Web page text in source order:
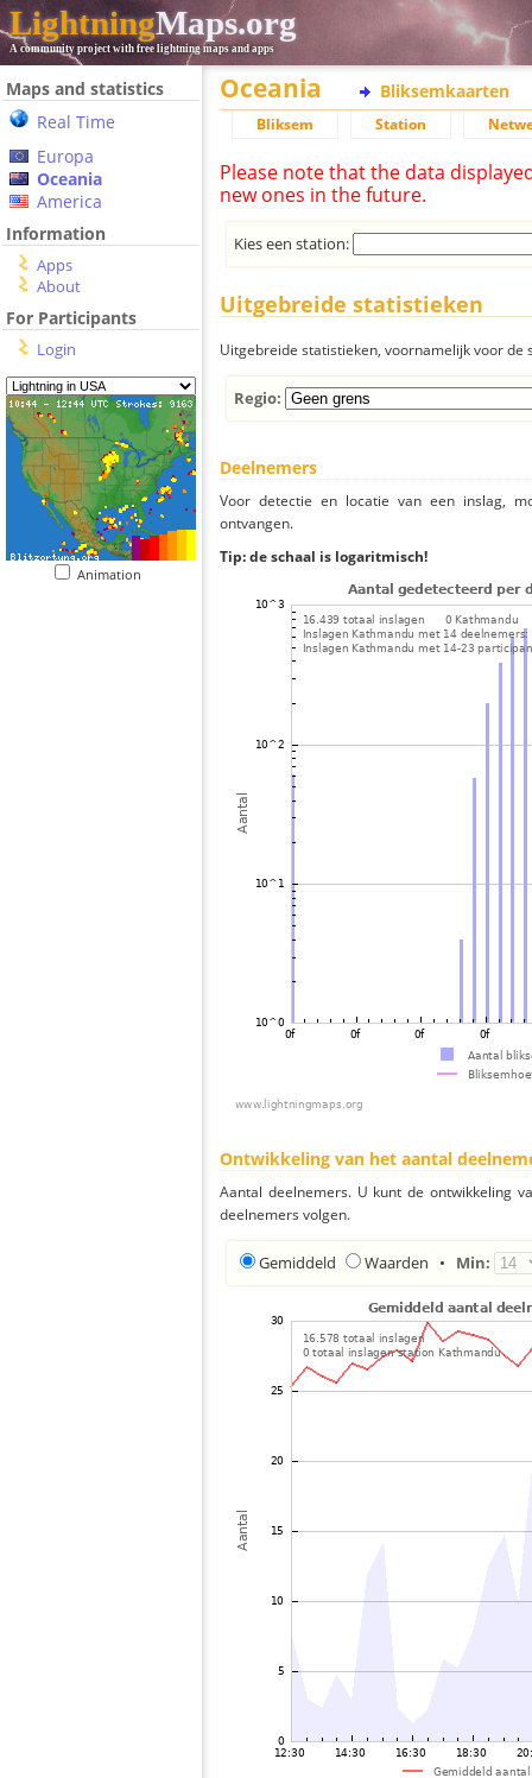
LightningMaps.org
A community project with free lightning maps and apps
Maps and statistics
Real Time
Europa
Oceania
America
Information
Apps
About
For Participants
Login
Animation
Oceania Bliksemkaarten
Bliksem Station
Please note that the data
new ones in the future.
Kies een station:
Uitgebreide statistieken
Uitgebreide statistieken, voornamelijk voor de
Regio:
Deelnemers
Voor detectie en locatie van een inslag,
ontvangen.
Tip: de schaal is logaritmisch!
Ontwikkeling van het aantal
Aantal deelnemers. U kunt de ontwikkeling
deelnemers volgen.
Gemiddeld Waarden • Min: